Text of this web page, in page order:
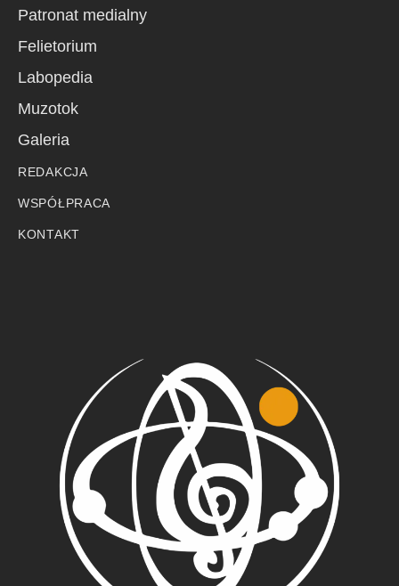
Patronat medialny
Felietorium
Labopedia
Muzotok
Galeria
REDAKCJA
WSPÓŁPRACA
KONTAKT